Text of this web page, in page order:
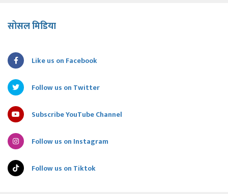
सोसल मिडिया
Like us on Facebook
Follow us on Twitter
Subscribe YouTube Channel
Follow us on Instagram
Follow us on Tiktok